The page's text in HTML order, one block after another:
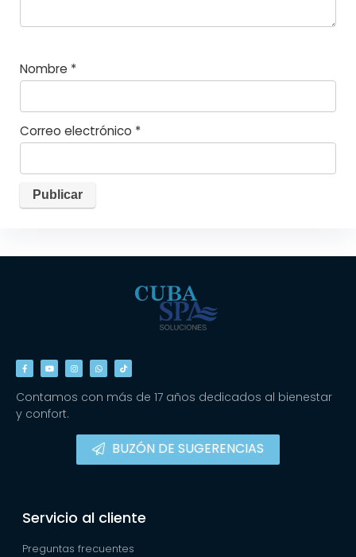
Nombre *
Correo electrónico *
Contamos con más de 17 años dedicados al bienestar
y confort.
BUZÓN DE SUGERENCIAS
Servicio al cliente
Preguntas frecuentes